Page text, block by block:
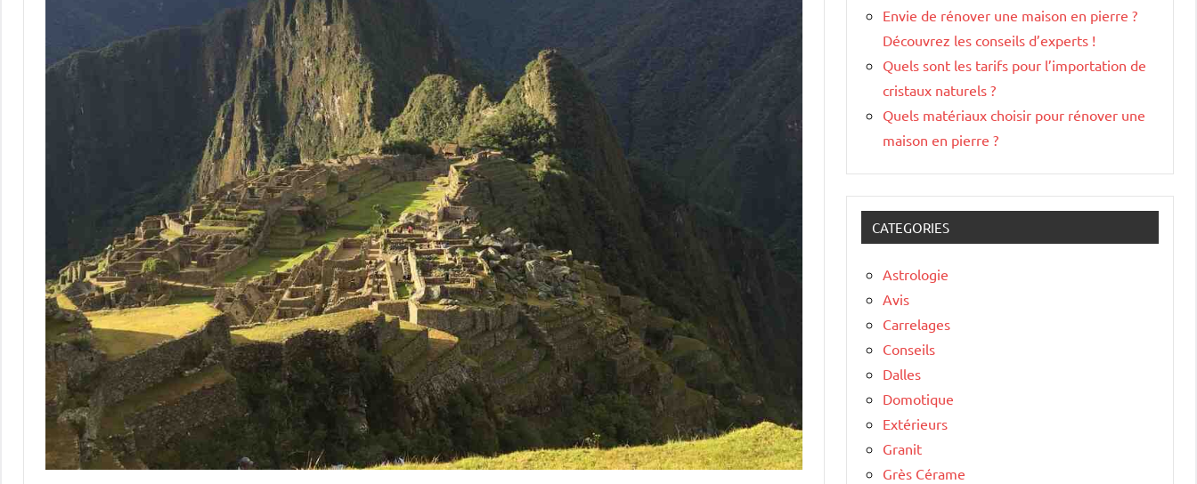
Envie de rénover une maison en pierre ?
Découvrez les conseils d’experts !
Quels sont les tarifs pour l’importation de
cristaux naturels ?
Quels matériaux choisir pour rénover une
maison en pierre ?
CATEGORIES
Astrologie
Avis
Carrelages
Conseils
Dalles
Domotique
Extérieurs
Granit
Grès Cérame